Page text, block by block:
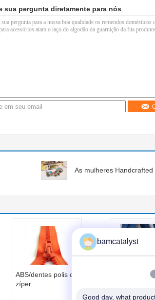
sua pergunta diretamente para nós
As mulheres Handcrafted
ABS/dentes polis do
zíper
Dentes de
bamcatalyst
Good day, what